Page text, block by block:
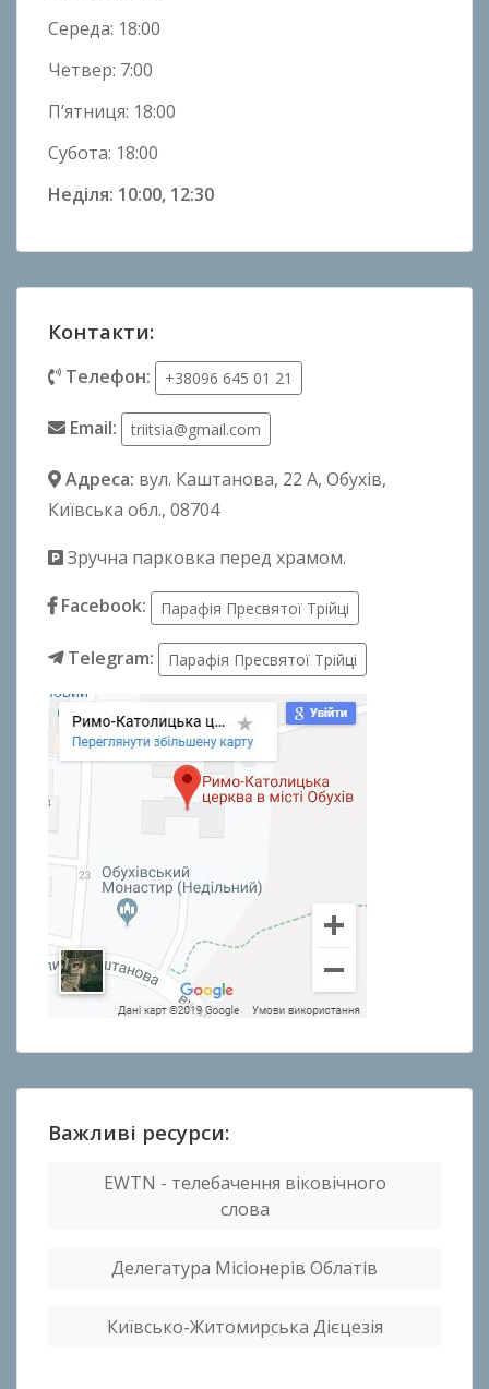
Середа: 18:00
Четвер: 7:00
П’ятниця: 18:00
Субота: 18:00
Неділя: 10:00, 12:30
Контакти:
Телефон: +38096 645 01 21
Email: triitsia@gmail.com
Адреса: вул. Каштанова, 22 А, Обухів,
Київська обл., 08704
Зручна парковка перед храмом.
Facebook:
Парафія Пресвятої Трійці
Telegram: Парафія Пресвятої Трійці
Важливі ресурси:
EWTN - телебачення віковічного
слова
Делегатура Місіонерів Облатів
Київсько-Житомирська Дієцезія